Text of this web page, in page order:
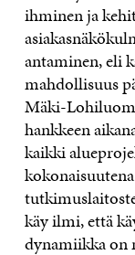
ihminen ja
antaminen, eli
mahdollisuus
Mäki-
hankkeen
kaikki
käy ilmi, että
dynamiikka on